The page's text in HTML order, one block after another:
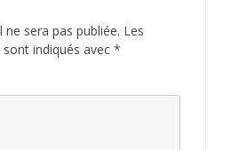
sera pas publiée. Les
indiqués avec *